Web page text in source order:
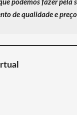
podemos fazer pela
de qualidade e